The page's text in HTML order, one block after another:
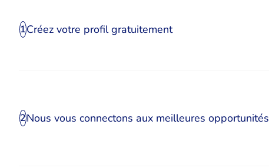
1Créez votre profil gratuitement
2Nous vous connectons aux meilleures opportunités